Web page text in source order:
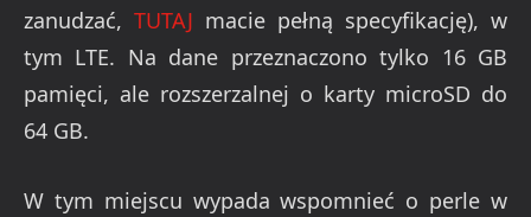
zanudzać, TUTAJ macie pełną specyfikację), w
tym LTE. Na dane przeznaczono tylko 16 GB
pamięci, ale rozszerzalnej o karty microSD do
64 GB.
W tym miejscu wypada wspomnieć o perle w